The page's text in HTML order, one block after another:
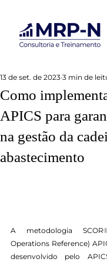
Como
APICS para
na gestão da
abastecimento
13 de set. de 2023 3 min de
A metodologia SCOR
Operations Reference)
desenvolvido pelo